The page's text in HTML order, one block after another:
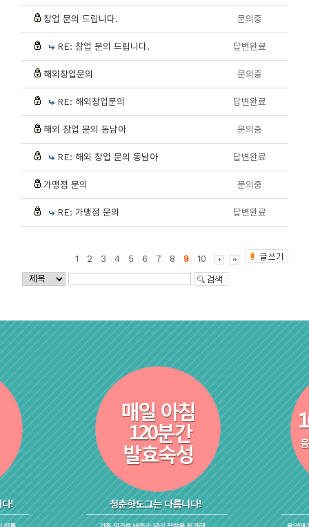
창업 문의 드립니다. 문의중
RE: 창업 문의 드립니다. 답변완료
해외창업문의 문의중
RE: 해외창업문의 답변완료
해외 창업 문의 동남아 문의중
RE: 해외 창업 문의 동남아 답변완료
가맹점 문의 문의중
RE: 가맹점 문의 답변완료
1 2 3 4 5 6 7 8 9 10